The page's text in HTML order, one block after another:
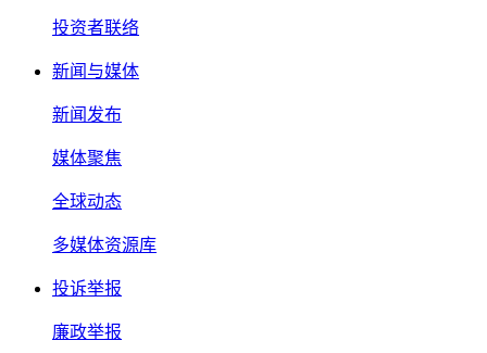
投资者联络
新闻与媒体
新闻发布
媒体聚焦
全球动态
多媒体资源库
投诉举报
廉政举报